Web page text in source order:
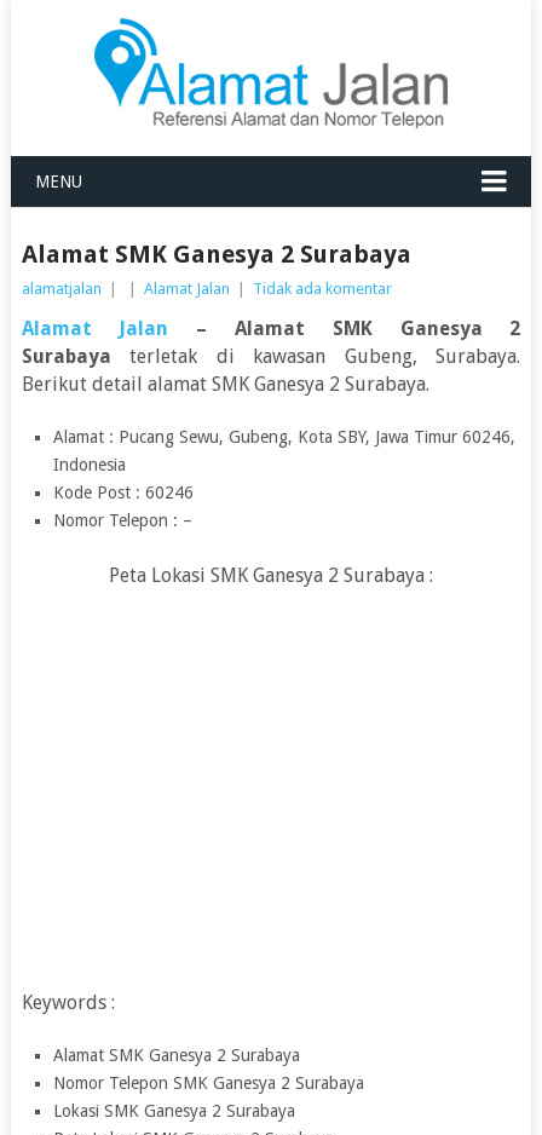
MENU
Alamat SMK Ganesya 2 Surabaya
alamatjalan Alamat Jalan Tidak ada komentar
Alamat Jalan – Alamat SMK Ganesya 2
Surabayaterletak di kawasan Gubeng, Surabaya.
Berikut detail alamat SMK Ganesya 2 Surabaya.
Alamat : Pucang Sewu, Gubeng, Kota SBY, Jawa Timur 60246,
Indonesia
Kode Post : 60246
Nomor Telepon : –
Peta Lokasi SMK Ganesya 2 Surabaya :
Keywords :
Alamat SMK Ganesya 2 Surabaya
Nomor Telepon SMK Ganesya 2 Surabaya
Lokasi SMK Ganesya 2 Surabaya